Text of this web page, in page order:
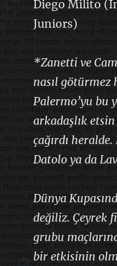
Diego Milito
Juniors)
*Zanetti ve
nasıl götürmez
Palermo’yu bu
arkadaşlık
çağırdı
Datolo ya da
Dünya
değiliz. Çeyrek
grubu
bir etkisinin